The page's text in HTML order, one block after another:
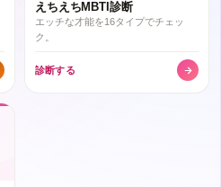
えちえちMBTI診断
エッチな才能を16タイプでチェッ
ク。
診断する